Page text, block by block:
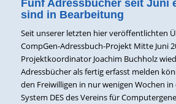
Fünf Adressbücher seit Juni
sind in Bearbeitung
Seit unserer letzten hier veröffentlichten
CompGen-Adressbuch-Projekt Mitte Juni
Projektkoordinator Joachim Buchholz
Adressbücher als fertig erfasst melden
den Freiwilligen in nur wenigen Wochen in
System DES des Vereins für